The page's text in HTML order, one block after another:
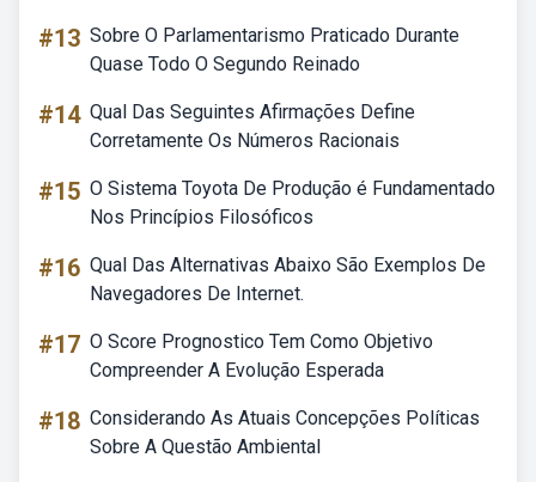
#13 Sobre O Parlamentarismo Praticado Durante
Quase Todo O Segundo Reinado
#14 Qual Das Seguintes Afirmações Define
Corretamente Os Números Racionais
#15 O Sistema Toyota De Produção é Fundamentado
Nos Princípios Filosóficos
#16 Qual Das Alternativas Abaixo São Exemplos De
Navegadores De Internet.
#17 O Score Prognostico Tem Como Objetivo
Compreender A Evolução Esperada
#18 Considerando As Atuais Concepções Políticas
Sobre A Questão Ambiental